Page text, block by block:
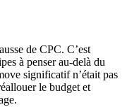
de CPC. C’est
à penser au-delà du
significatif n’était pas
le budget et